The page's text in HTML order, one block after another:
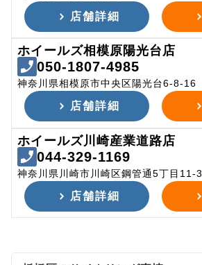
店舗詳細
ホイールズ相模原陽光台店
050-1807-4985
神奈川県相模原市中央区陽光台6-8-16
店舗詳細
ホイールズ川崎産業道路店
044-329-1169
神奈川県川崎市川崎区鋼管通5丁目11-3
店舗詳細